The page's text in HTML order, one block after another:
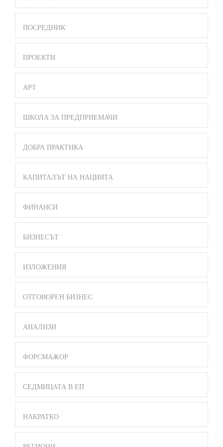
ПОСРЕДНИК
ПРОЕКТИ
АРТ
ШКОЛА ЗА ПРЕДПРИЕМАЧИ
ДОБРА ПРАКТИКА
КАПИТАЛЪТ НА НАЦИЯТА
ФИНАНСИ
БИЗНЕСЪТ
ИЗЛОЖЕНИЯ
ОТГОВОРЕН БИЗНЕС
АНАЛИЗИ
ФОРСМАЖОР
СЕДМИЦАТА В ЕП
НАКРАТКО